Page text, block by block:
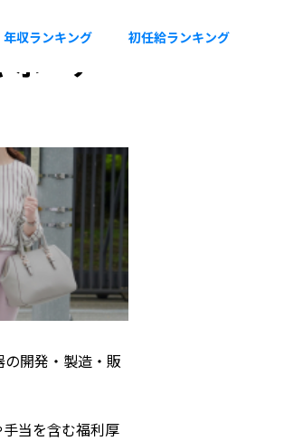
年収ランキング 初任給ランキング
ーナ
開発・製造・販
当を含む福利厚